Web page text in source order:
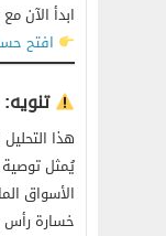
ابدأ الآن
افتح
تنويه:
هذا
يُمثل توصية
الأسواق
خسارة رأس